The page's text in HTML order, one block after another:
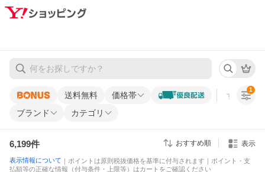
送料無料 価格帯 すべての条
ブランド カテゴリ
1
6,199件 おすすめ順 表示
表示情報について ｜ポイントは原則税抜価格を基準に付与されます｜ポイント・支
払額等の正確な情報（付与条件・上限等）はカートをご確認ください